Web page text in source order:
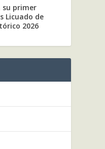
su primer
Licuado de
2026